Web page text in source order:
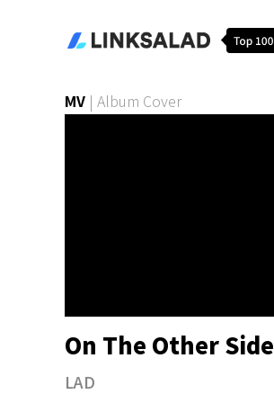
MV | Album Cover
On The Other Side
LAD